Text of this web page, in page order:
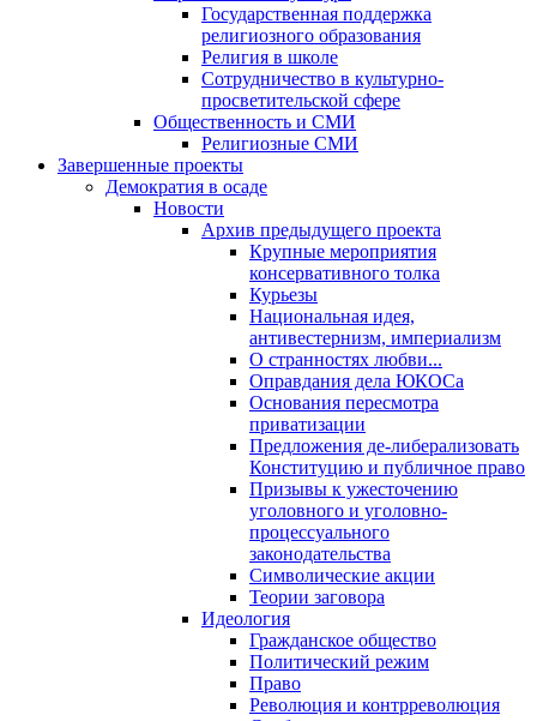
Государственная поддержка
религиозного образования
Религия в школе
Сотрудничество в культурно-
просветительской сфере
Общественность и СМИ
Религиозные СМИ
Завершенные проекты
Демократия в осаде
Новости
Архив предыдущего проекта
Крупные мероприятия
консервативного толка
Курьезы
Национальная идея,
антивестернизм, империализм
О странностях любви...
Оправдания дела ЮКОСа
Основания пересмотра
приватизации
Предложения де-либерализовать
Конституцию и публичное право
Призывы к ужесточению
уголовного и уголовно-
процессуального
законодательства
Символические акции
Теории заговора
Идеология
Гражданское общество
Политический режим
Право
Революция и контрреволюция